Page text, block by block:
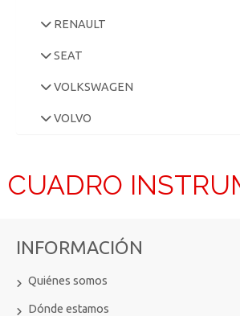
RENAULT
SEAT
VOLKSWAGEN
VOLVO
CUADRO
INFORMACIÓN
Quiénes somos
Dónde estamos